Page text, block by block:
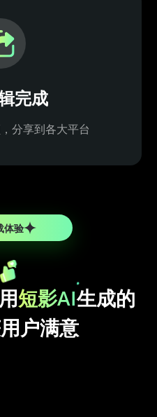
完成
分享到各大平台
体验
短影AI生成的
户满意